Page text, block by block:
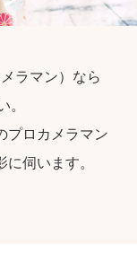
ラマン）なら
プロカメラマン
伺います。